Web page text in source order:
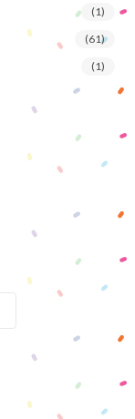
(1)
(61)
(1)